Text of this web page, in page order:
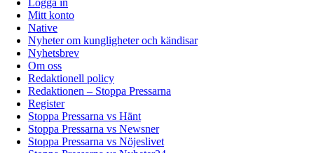
Logga in
Mitt konto
Native
Nyheter om kungligheter och kändisar
Nyhetsbrev
Om oss
Redaktionell policy
Redaktionen – Stoppa Pressarna
Register
Stoppa Pressarna vs Hänt
Stoppa Pressarna vs Newsner
Stoppa Pressarna vs Nöjeslivet